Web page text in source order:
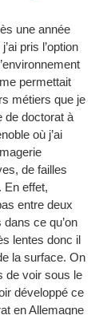
une année
pris l’option
permettait
métiers que je
de doctorat à
où j’ai
de failles
En effet,
entre deux
ce qu’on
lentes donc il
la surface. On
de voir sous le
développé ce
en Allemagne